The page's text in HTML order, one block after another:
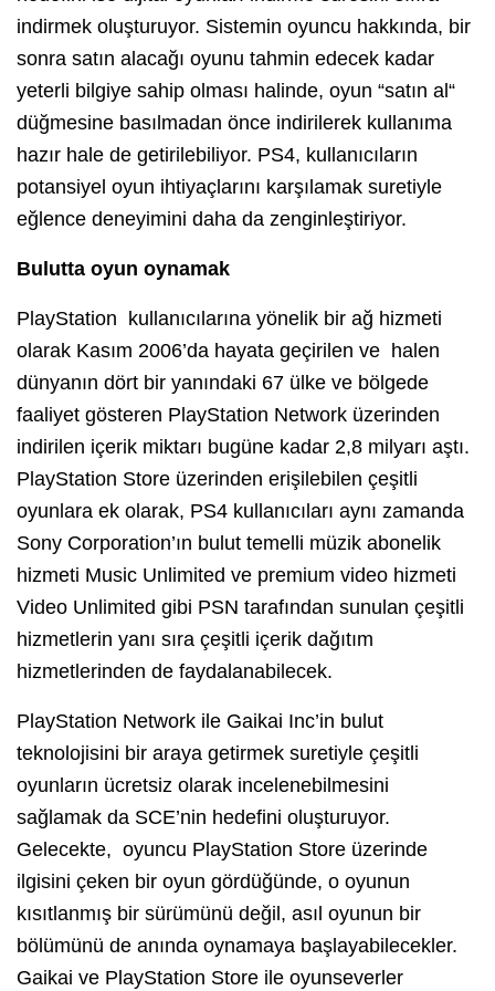
indirmek oluşturuyor. Sistemin oyuncu hakkında, bir
sonra satın alacağı oyunu tahmin edecek kadar
yeterli bilgiye sahip olması halinde, oyun “satın al“
düğmesine basılmadan önce indirilerek kullanıma
hazır hale de getirilebiliyor. PS4, kullanıcıların
potansiyel oyun ihtiyaçlarını karşılamak suretiyle
eğlence deneyimini daha da zenginleştiriyor.
Bulutta oyun oynamak
PlayStation kullanıcılarına yönelik bir ağ hizmeti
olarak Kasım 2006’da hayata geçirilen ve halen
dünyanın dört bir yanındaki 67 ülke ve bölgede
faaliyet gösteren PlayStation Network üzerinden
indirilen içerik miktarı bugüne kadar 2,8 milyarı aştı.
PlayStation Store üzerinden erişilebilen çeşitli
oyunlara ek olarak, PS4 kullanıcıları aynı zamanda
Sony Corporation’ın bulut temelli müzik abonelik
hizmeti Music Unlimited ve premium video hizmeti
Video Unlimited gibi PSN tarafından sunulan çeşitli
hizmetlerin yanı sıra çeşitli içerik dağıtım
hizmetlerinden de faydalanabilecek.
PlayStation Network ile Gaikai Inc’in bulut
teknolojisini bir araya getirmek suretiyle çeşitli
oyunların ücretsiz olarak incelenebilmesini
sağlamak da SCE’nin hedefini oluşturuyor.
Gelecekte, oyuncu PlayStation Store üzerinde
ilgisini çeken bir oyun gördüğünde, o oyunun
kısıtlanmış bir sürümünü değil, asıl oyunun bir
bölümünü de anında oynamaya başlayabilecekler.
Gaikai ve PlayStation Store ile oyunseverler